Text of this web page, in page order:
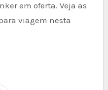
em oferta. Veja as
viagem nesta